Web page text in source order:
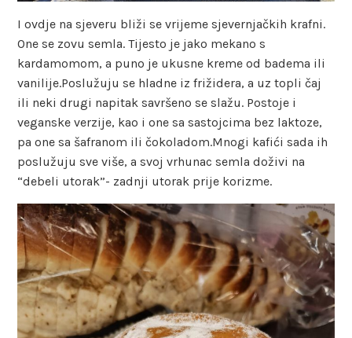
I ovdje na sjeveru bliži se vrijeme sjevernjačkih krafni.
One se zovu semla. Tijesto je jako mekano s
kardamomom, a puno je ukusne kreme od badema ili
vanilije.Poslužuju se hladne iz frižidera, a uz topli čaj
ili neki drugi napitak savršeno se slažu. Postoje i
veganske verzije, kao i one sa sastojcima bez laktoze,
pa one sa šafranom ili čokoladom.Mnogi kafići sada ih
poslužuju sve više, a svoj vrhunac semla doživi na
“debeli utorak”- zadnji utorak prije korizme.